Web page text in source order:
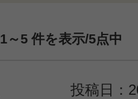
1～5件を表示/5点中
投稿日：